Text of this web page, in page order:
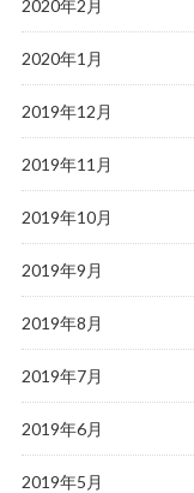
2020年2月
2020年1月
2019年12月
2019年11月
2019年10月
2019年9月
2019年8月
2019年7月
2019年6月
2019年5月